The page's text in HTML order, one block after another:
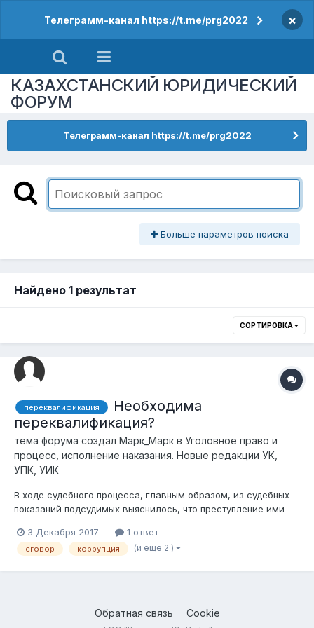
Телеграмм-канал https://t.me/prg2022 ×
КАЗАХСТАНСКИЙ ЮРИДИЧЕСКИЙ
ФОРУМ
Телеграмм-канал https://t.me/prg2022
Больше параметров поиска
Найдено 1 результат
СОРТИРОВКА
переквалификация
Необходима
переквалификация?
тема форума создал Марк_Марк в Уголовное право и
процесс, исполнение наказания. Новые редакции УК,
УПК, УИК
В ходе судебного процесса, главным образом, из судебных
показаний подсудимых выяснилось, что преступление ими
признаками состава преступления, в котором они
обвиняются на данном процессе. Истинные мотивы являются
3 Декабря 2017 1 ответ
сговор коррупция (и еще 2 )
Обратная связь Cookie